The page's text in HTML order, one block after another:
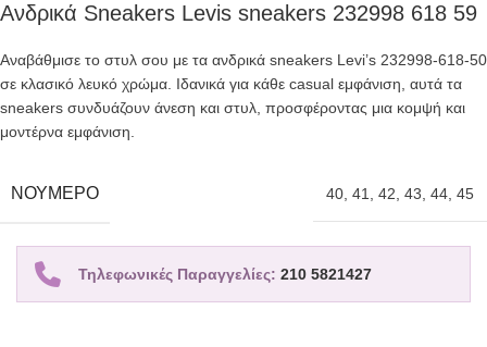
Ανδρικά Sneakers Levis sneakers 232998 618 59
Αναβάθμισε το στυλ σου με τα ανδρικά sneakers Levi’s 232998-618-50
σε κλασικό λευκό χρώμα. Ιδανικά για κάθε casual εμφάνιση, αυτά τα
sneakers συνδυάζουν άνεση και στυλ, προσφέροντας μια κομψή και
μοντέρνα εμφάνιση.
ΝΟΎΜΕΡΟ 40, 41, 42, 43, 44, 45
Τηλεφωνικές Παραγγελίες: 210 5821427